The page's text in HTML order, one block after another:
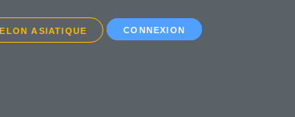
ASIATIQUE CONNEXION